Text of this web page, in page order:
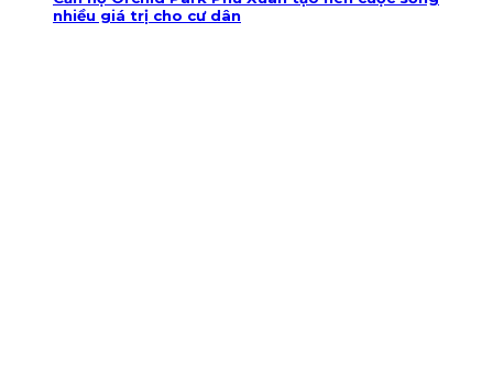
nhiều giá trị cho cư dân